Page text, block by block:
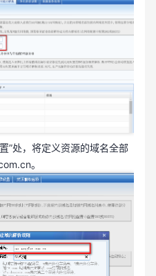
”处，将定义资源的域名全部
。